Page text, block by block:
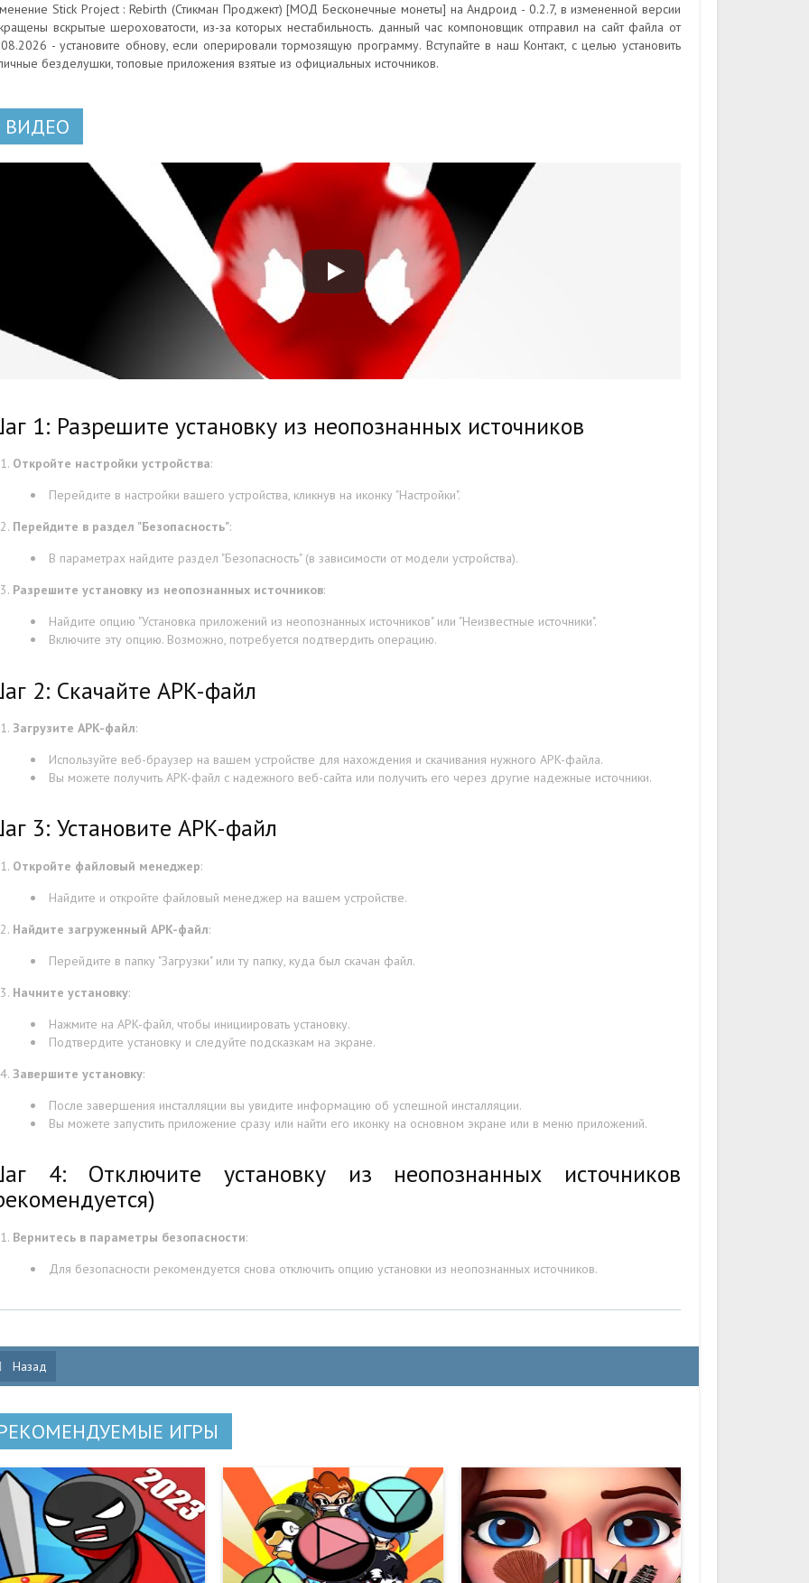
Stick Project : Rebirth (Стикман Проджект) [МОД Бесконечные монеты] на Андроид - 0.2.7, в измененной версии
вскрытые шероховатости, из-за которых нестабильность. данный час компоновщик отправил на сайт файла от
- установите обнову, если оперировали тормозящую программу. Вступайте в наш Контакт, с целью установить
безделушки, топовые приложения взятые из официальных источников.
ВИДЕО
1: Разрешите установку из неопознанных источников
Откройте настройки устройства:
Перейдите в настройки вашего устройства, кликнув на иконку "Настройки".
Перейдите в раздел "Безопасность":
В параметрах найдите раздел "Безопасность" (в зависимости от модели устройства).
Разрешите установку из неопознанных источников:
Найдите опцию "Установка приложений из неопознанных источников" или "Неизвестные источники".
Включите эту опцию. Возможно, потребуется подтвердить операцию.
2: Скачайте APK-файл
Загрузите APK-файл:
Используйте веб-браузер на вашем устройстве для нахождения и скачивания нужного APK-файла.
Вы можете получить APK-файл с надежного веб-сайта или получить его через другие надежные источники.
3: Установите APK-файл
Откройте файловый менеджер:
Найдите и откройте файловый менеджер на вашем устройстве.
Найдите загруженный APK-файл:
Перейдите в папку "Загрузки" или ту папку, куда был скачан файл.
Начните установку:
Нажмите на APK-файл, чтобы инициировать установку.
Подтвердите установку и следуйте подсказкам на экране.
Завершите установку:
После завершения инсталляции вы увидите информацию об успешной инсталляции.
Вы можете запустить приложение сразу или найти его иконку на основном экране или в меню приложений.
4: Отключите установку из неопознанных источников
Вернитесь в параметры безопасности:
Для безопасности рекомендуется снова отключить опцию установки из неопознанных источников.
Назад
ИГРЫ